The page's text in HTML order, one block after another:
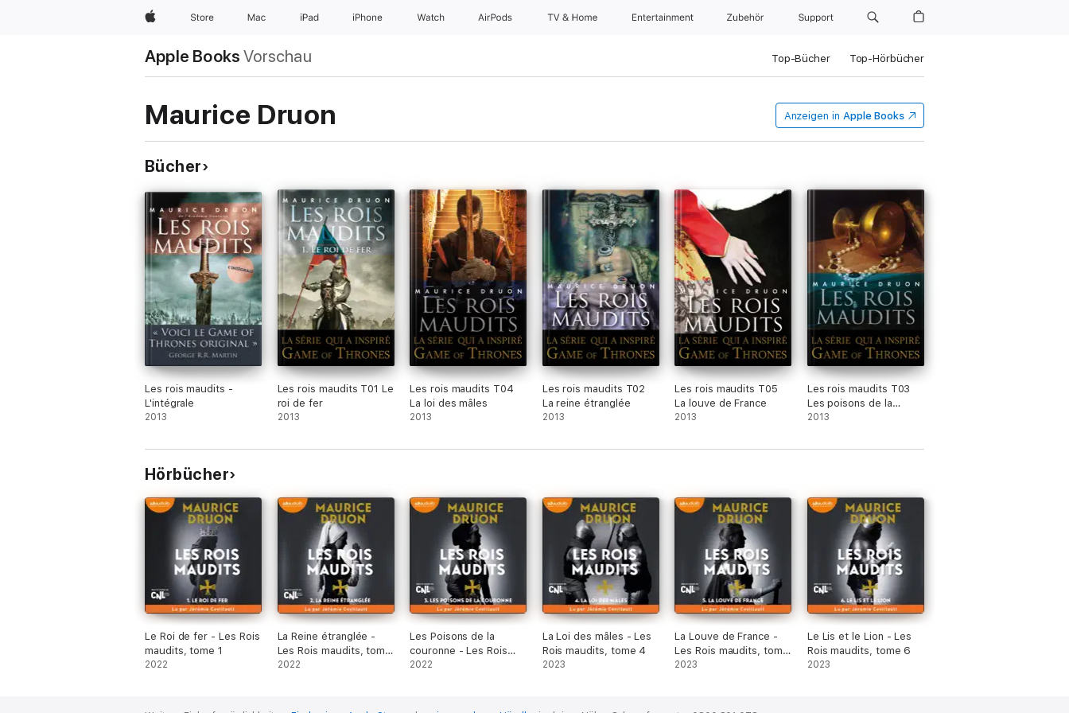
Apple Store Mac iPad iPhone Watch AirPods TV & Home Entertainment Zubehör Support
Apple Books Vorschau Top-Bücher Top-Hörbücher
Maurice Druon Anzeigen in Apple Books
Bücher
Les rois maudits -
L'intégrale
2013
Les rois maudits T01 Le
roi de fer
2013
Les rois maudits T04
La loi des mâles
2013
Les rois maudits T02
La reine étranglée
2013
Les rois maudits T05
La louve de France
2013
Les rois maudits T03
Les poisons de la
couronne
2013
Hörbücher
Le Roi de fer - Les Rois
maudits, tome 1
2022
La Reine étranglée -
Les Rois maudits, tome
2
2022
Les Poisons de la
couronne - Les Rois
maudits, tome 3
2022
La Loi des mâles - Les
Rois maudits, tome 4
2023
La Louve de France -
Les Rois maudits, tome
5
2023
Le Lis et le Lion - Les
Rois maudits, tome 6
2023